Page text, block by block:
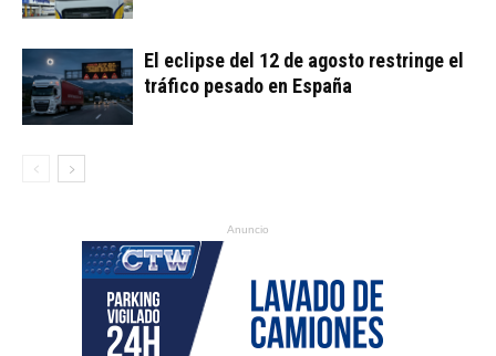
El eclipse del 12 de agosto restringe el
tráfico pesado en España
Anuncio